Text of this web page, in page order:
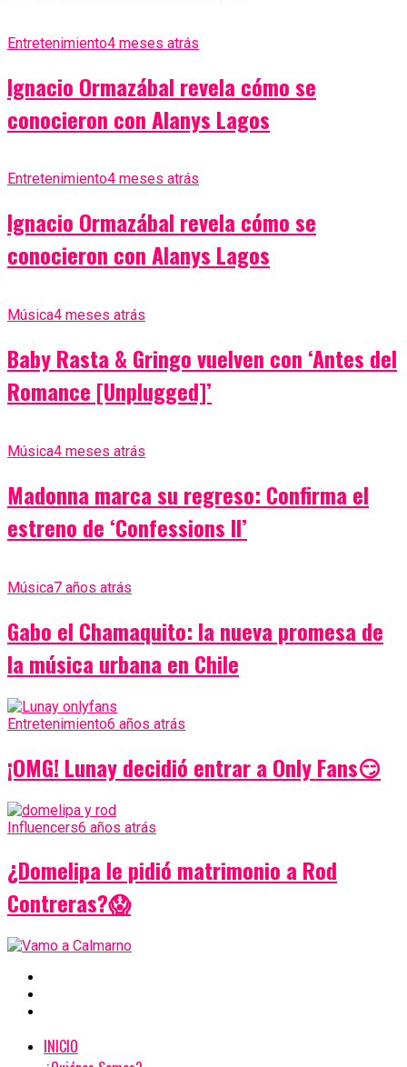
Entretenimiento4 meses atrás
Ignacio Ormazábal revela cómo se
conocieron con Alanys Lagos
Entretenimiento4 meses atrás
Ignacio Ormazábal revela cómo se
conocieron con Alanys Lagos
Música4 meses atrás
Baby Rasta & Gringo vuelven con ‘Antes del
Romance [Unplugged]’
Música4 meses atrás
Madonna marca su regreso: Confirma el
estreno de ‘Confessions II’
Música7 años atrás
Gabo el Chamaquito: la nueva promesa de
la música urbana en Chile
Entretenimiento6 años atrás
¡OMG! Lunay decidió entrar a Only Fans😏
Influencers6 años atrás
¿Domelipa le pidió matrimonio a Rod
Contreras?😱
INICIO